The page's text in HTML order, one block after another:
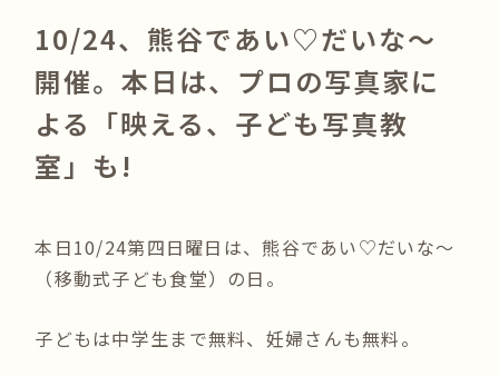
10/24、熊谷であい♡だいな〜
開催。本日は、プロの写真家に
よる「映える、子ども写真教
室」も!
本日10/24第四日曜日は、熊谷であい♡だいな～
（移動式子ども食堂）の日。
子どもは中学生まで無料、妊婦さんも無料。